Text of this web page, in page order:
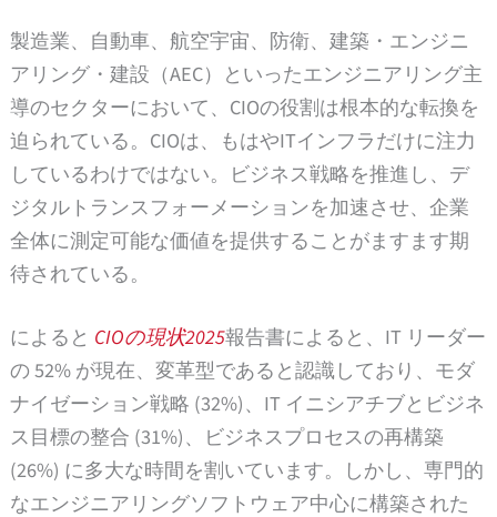
製造業、自動車、航空宇宙、防衛、建築・エンジニ
アリング・建設（AEC）といったエンジニアリング主
導のセクターにおいて、CIOの役割は根本的な転換を
迫られている。CIOは、もはやITインフラだけに注力
しているわけではない。ビジネス戦略を推進し、デ
ジタルトランスフォーメーションを加速させ、企業
全体に測定可能な価値を提供することがますます期
待されている。
によると CIOの現状2025報告書によると、IT リーダー
の 52% が現在、変革型であると認識しており、モダ
ナイゼーション戦略 (32%)、IT イニシアチブとビジネ
ス目標の整合 (31%)、ビジネスプロセスの再構築
(26%) に多大な時間を割いています。しかし、専門的
なエンジニアリングソフトウェア中心に構築された